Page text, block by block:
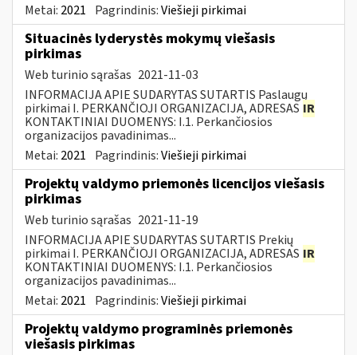
Metai: 2021 Pagrindinis:Viešieji pirkimai
Situacinės lyderystės mokymų viešasis
pirkimas
Web turinio sąrašas 2021-11-03
INFORMACIJA APIE SUDARYTAS SUTARTIS Paslaugų
pirkimai I. PERKANČIOJI ORGANIZACIJA, ADRESAS IR
KONTAKTINIAI DUOMENYS: I.1. Perkančiosios
organizacijos pavadinimas...
Metai: 2021 Pagrindinis:Viešieji pirkimai
Projektų valdymo priemonės licencijos viešasis
pirkimas
Web turinio sąrašas 2021-11-19
INFORMACIJA APIE SUDARYTAS SUTARTIS Prekių
pirkimai I. PERKANČIOJI ORGANIZACIJA, ADRESAS IR
KONTAKTINIAI DUOMENYS: I.1. Perkančiosios
organizacijos pavadinimas...
Metai: 2021 Pagrindinis:Viešieji pirkimai
Projektų valdymo programinės priemonės
viešasis pirkimas